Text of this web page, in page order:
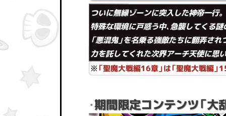
ついに無縁ゾーンに突入した神帝一行。
特殊な環境に戸惑う中、急襲してくる謎
「悪混鬼」を名乗る強敵たちに翻弄され
力を託してくれた次界アーチ天使に思
※「聖魔大戦編16章」は「聖魔大戦編
・期間限定コンテンツ「